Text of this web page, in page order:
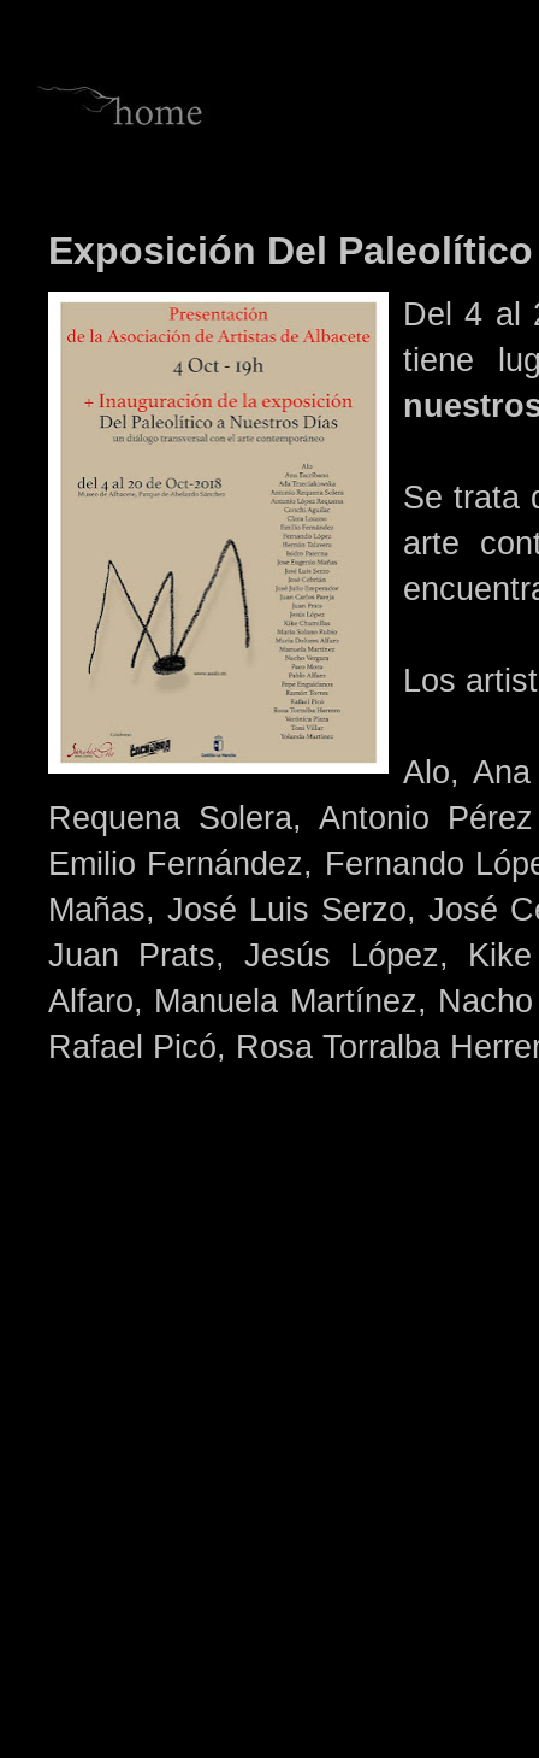
Exposición Del
Del 4 al
tiene
Se trata
arte
Los
Alo,
Requena Solera, Antonio
Emilio Fernández, Fernando
Mañas, José Luis Serzo, José
Juan Prats, Jesús López,
Alfaro, Manuela Martínez,
Rafael Picó, Rosa Torralba